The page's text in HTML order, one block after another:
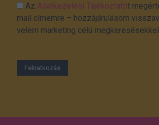
Az Adatkezelési Tájékoztatót
mail címemre – hozzájárulásom
velem marketing célú megkeresésekkel.